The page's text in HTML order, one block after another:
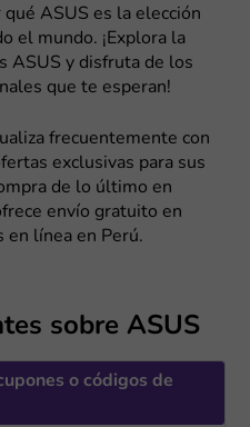
ASUS es la elección
el mundo. ¡Explora la
ASUS y disfruta de los
que te esperan!
frecuentemente con
exclusivas para sus
de lo último en
envío gratuito en
en línea en Perú.
sobre ASUS
o códigos de